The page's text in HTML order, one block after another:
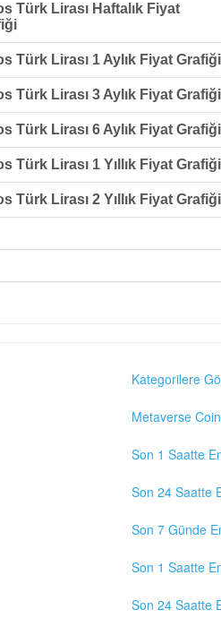
Türk Lirası Haftalık Fiyat
Türk Lirası 1 Aylık Fiyat Grafiği
Türk Lirası 3 Aylık Fiyat Grafiği
Türk Lirası 6 Aylık Fiyat Grafiği
Türk Lirası 1 Yıllık Fiyat Grafiği
Türk Lirası 2 Yıllık Fiyat Grafiği
Kategorilere
Metaverse
Son 1 Saatte
Son 24 Saatte
Son 7 Günde
Son 1 Saatte
Son 24 Saatte